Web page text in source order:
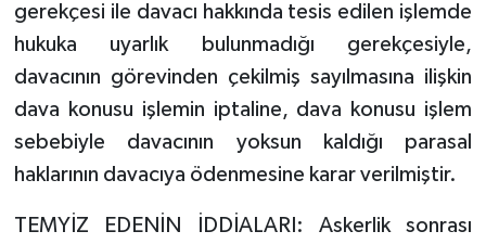
gerekçesi ile davacı hakkında tesis edilen işlemde
hukuka uyarlık bulunmadığı gerekçesiyle,
davacının görevinden çekilmiş sayılmasına ilişkin
dava konusu işlemin iptaline, dava konusu işlem
sebebiyle davacının yoksun kaldığı parasal
haklarının davacıya ödenmesine karar verilmiştir.
TEMYİZ EDENİN İDDİALARI: Askerlik sonrası